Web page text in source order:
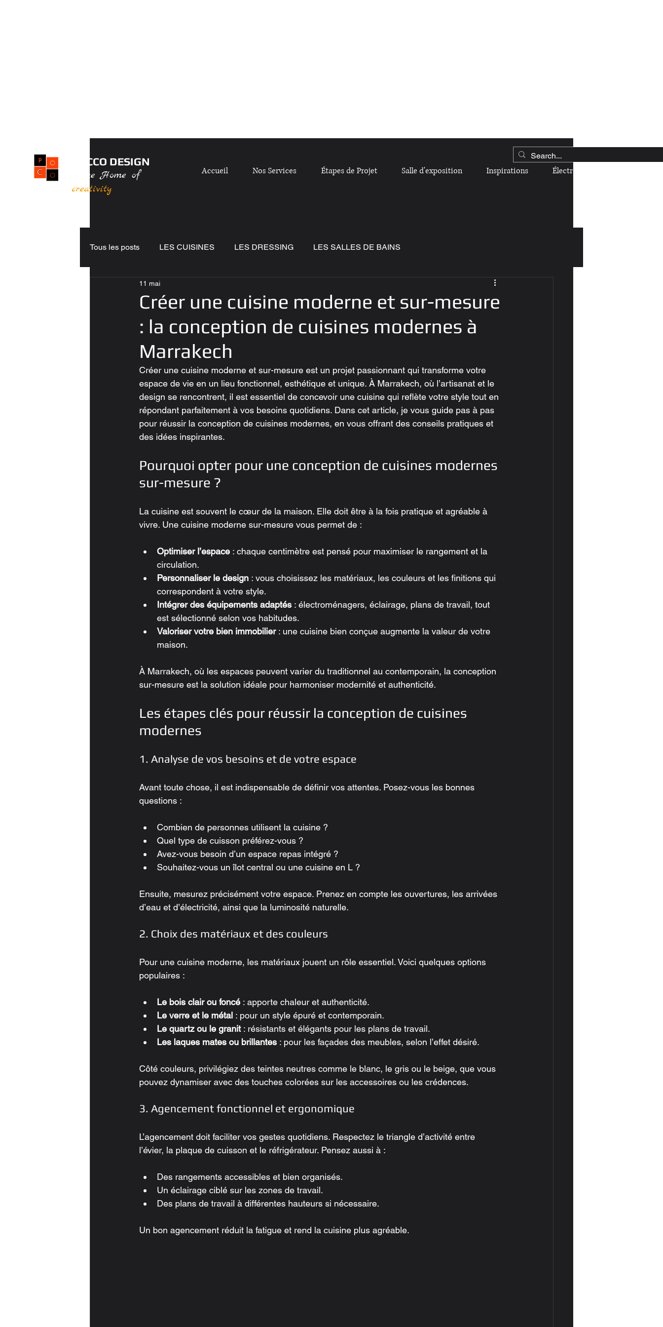
POCCO DESIGN
the Home of
creativity
Accueil Nos Services Étapes de Projet Salle d'exposition Inspirations Électroménagers
Tous les posts LES CUISINES LES DRESSING LES SALLES DE BAINS
Créer une cuisine moderne et sur-mesure
: la conception de cuisines modernes à
Marrakech
11 mai
Créer une cuisine moderne et sur-mesure est un projet passionnant qui transforme votre
espace de vie en un lieu fonctionnel, esthétique et unique. À Marrakech, où l’artisanat et le
design se rencontrent, il est essentiel de concevoir une cuisine qui reflète votre style tout en
répondant parfaitement à vos besoins quotidiens. Dans cet article, je vous guide pas à pas
pour réussir la conception de cuisines modernes, en vous offrant des conseils pratiques et
des idées inspirantes.
Pourquoi opter pour une conception de cuisines modernes
sur-mesure ?
La cuisine est souvent le cœur de la maison. Elle doit être à la fois pratique et agréable à
vivre. Une cuisine moderne sur-mesure vous permet de :
Optimiser l’espace : chaque centimètre est pensé pour maximiser le rangement et la
circulation.
Personnaliser le design : vous choisissez les matériaux, les couleurs et les finitions qui
correspondent à votre style.
Intégrer des équipements adaptés : électroménagers, éclairage, plans de travail, tout
est sélectionné selon vos habitudes.
Valoriser votre bien immobilier : une cuisine bien conçue augmente la valeur de votre
maison.
À Marrakech, où les espaces peuvent varier du traditionnel au contemporain, la conception
sur-mesure est la solution idéale pour harmoniser modernité et authenticité.
Les étapes clés pour réussir la conception de cuisines
modernes
1. Analyse de vos besoins et de votre espace
Avant toute chose, il est indispensable de définir vos attentes. Posez-vous les bonnes
questions :
Combien de personnes utilisent la cuisine ?
Quel type de cuisson préférez-vous ?
Avez-vous besoin d’un espace repas intégré ?
Souhaitez-vous un îlot central ou une cuisine en L ?
Ensuite, mesurez précisément votre espace. Prenez en compte les ouvertures, les arrivées
d’eau et d’électricité, ainsi que la luminosité naturelle.
2. Choix des matériaux et des couleurs
Pour une cuisine moderne, les matériaux jouent un rôle essentiel. Voici quelques options
populaires :
Le bois clair ou foncé : apporte chaleur et authenticité.
Le verre et le métal : pour un style épuré et contemporain.
Le quartz ou le granit : résistants et élégants pour les plans de travail.
Les laques mates ou brillantes : pour les façades des meubles, selon l’effet désiré.
Côté couleurs, privilégiez des teintes neutres comme le blanc, le gris ou le beige, que vous
pouvez dynamiser avec des touches colorées sur les accessoires ou les crédences.
3. Agencement fonctionnel et ergonomique
L’agencement doit faciliter vos gestes quotidiens. Respectez le triangle d’activité entre
l’évier, la plaque de cuisson et le réfrigérateur. Pensez aussi à :
Des rangements accessibles et bien organisés.
Un éclairage ciblé sur les zones de travail.
Des plans de travail à différentes hauteurs si nécessaire.
Un bon agencement réduit la fatigue et rend la cuisine plus agréable.